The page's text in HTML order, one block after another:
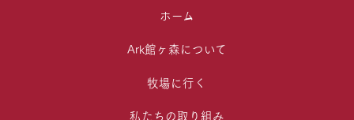
ホーム
Ark館ヶ森について
牧場に行く
私たちの取り組み